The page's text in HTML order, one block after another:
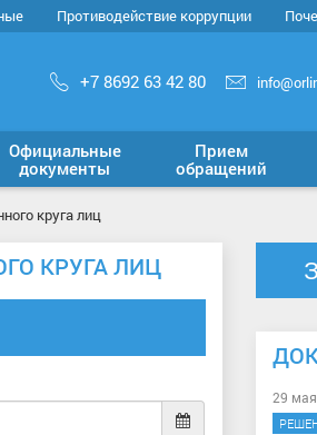
Противодействие коррупции
+7 8692 63 42 80
Официальные
документы
Прием
обращений
круга лиц
КРУГА ЛИЦ
29